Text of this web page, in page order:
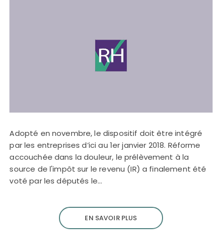
Adopté en novembre, le dispositif doit être intégré
par les entreprises d’ici au 1er janvier 2018. Réforme
accouchée dans la douleur, le prélèvement à la
source de l'impôt sur le revenu (IR) a finalement été
voté par les députés le…
EN SAVOIR PLUS